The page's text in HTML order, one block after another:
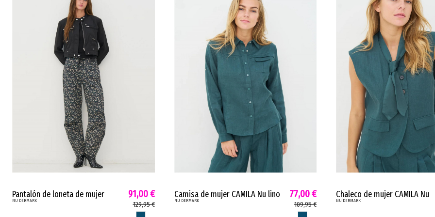
Pantalón de loneta de mujer
CATALINA Nu estampado floral
NU DERMARK
91,00 €
129,95 €
Camisa de mujer CAMILA Nu lino
estilo clásico petróleo 8704-40
NU DERMARK
77,00 €
109,95 €
Chaleco de mujer CAMILA Nu
corte recto elegante petróleo
NU DERMARK